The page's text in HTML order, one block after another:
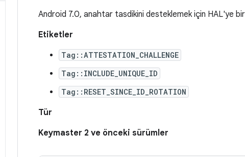
Android 7.0, anahtar tasdikini desteklemek için HAL'ye
Etiketler
Tag::ATTESTATION_CHALLENGE
Tag::INCLUDE_UNIQUE_ID
Tag::RESET_SINCE_ID_ROTATION
Tür
Keymaster 2 ve önceki sürümler